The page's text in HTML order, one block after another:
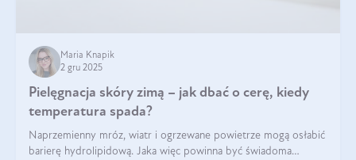
Maria Knapik
2 gru 2025
Pielęgnacja skóry zimą – jak dbać o cerę, kiedy
temperatura spada?
Naprzemienny mróz, wiatr i ogrzewane powietrze mogą osłabić
barierę hydrolipidową. Jaka więc powinna być świadoma